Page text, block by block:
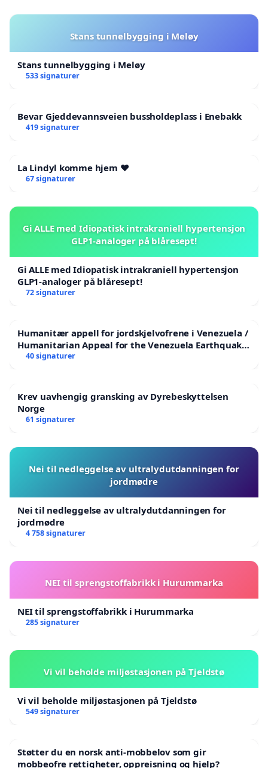
Stans tunnelbygging i Meløy
Stans tunnelbygging i Meløy
533 signaturer
Bevar Gjeddevannsveien bussholdeplass i Enebakk
419 signaturer
La Lindyl komme hjem ❤️
67 signaturer
Gi ALLE med Idiopatisk intrakraniell hypertensjon
GLP1-analoger på blåresept!
Gi ALLE med Idiopatisk intrakraniell hypertensjon
GLP1-analoger på blåresept!
72 signaturer
Humanitær appell for jordskjelvofrene i Venezuela /
Humanitarian Appeal for the Venezuela Earthquake
Victims
40 signaturer
Krev uavhengig gransking av Dyrebeskyttelsen
Norge
61 signaturer
Nei til nedleggelse av ultralydutdanningen for
jordmødre
Nei til nedleggelse av ultralydutdanningen for
jordmødre
4 758 signaturer
NEI til sprengstoffabrikk i Hurummarka
NEI til sprengstoffabrikk i Hurummarka
285 signaturer
Vi vil beholde miljøstasjonen på Tjeldstø
Vi vil beholde miljøstasjonen på Tjeldstø
549 signaturer
Støtter du en norsk anti-mobbelov som gir
mobbeofre rettigheter, oppreisning og hjelp?